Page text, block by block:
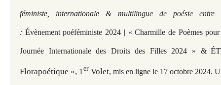
féministe, internationale & multilingue de poésie entre
: Évènement poéféministe 2024 | «Charmille de Poèmes
Journée Internationale des Droits des Filles 2024 » &
Florapoétique », 1er Volet, mis en ligne le 17 octobre 2024.